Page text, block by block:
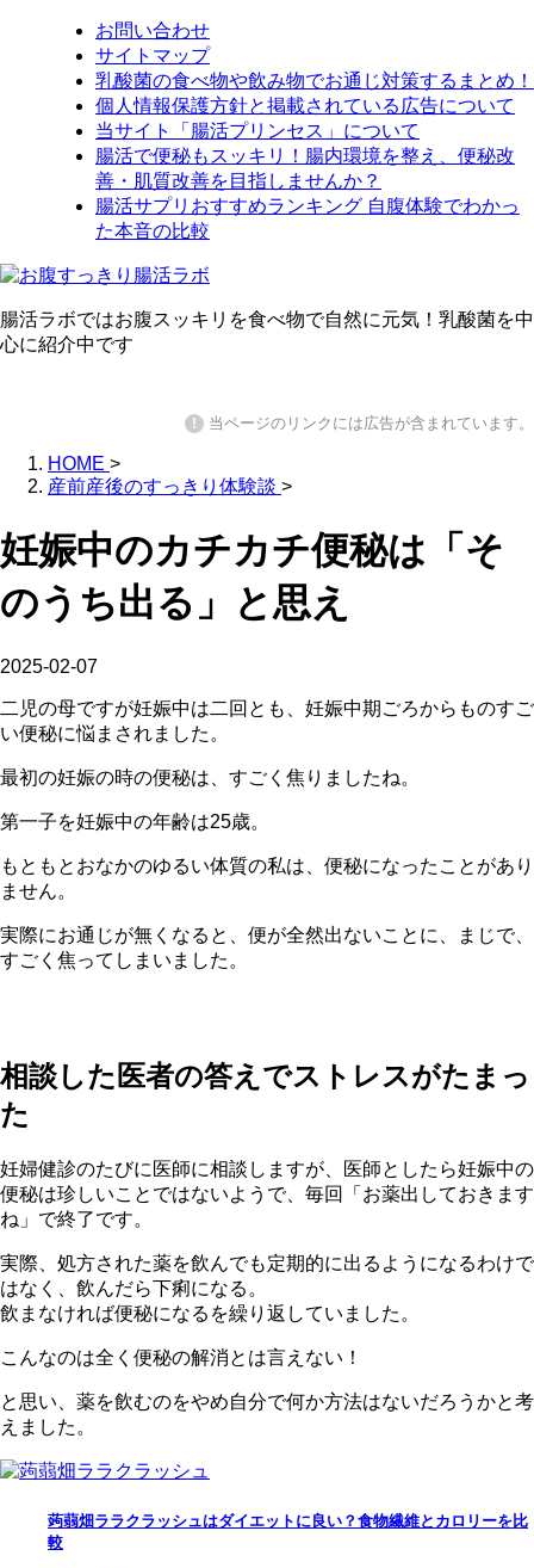
お問い合わせ
サイトマップ
乳酸菌の食べ物や飲み物でお通じ対策するまとめ！
個人情報保護方針と掲載されている広告について
当サイト「腸活プリンセス」について
腸活で便秘もスッキリ！腸内環境を整え、便秘改
善・肌質改善を目指しませんか？
腸活サプリおすすめランキング 自腹体験でわかっ
た本音の比較
腸活ラボではお腹スッキリを食べ物で自然に元気！乳酸菌を中
心に紹介中です
! 当ページのリンクには広告が含まれています。
HOME >
産前産後のすっきり体験談 >
妊娠中のカチカチ便秘は「そ
のうち出る」と思え
2025-02-07
二児の母ですが妊娠中は二回とも、妊娠中期ごろからものすご
い便秘に悩まされました。
最初の妊娠の時の便秘は、すごく焦りましたね。
第一子を妊娠中の年齢は25歳。
もともとおなかのゆるい体質の私は、便秘になったことがあり
ません。
実際にお通じが無くなると、便が全然出ないことに、まじで、
すごく焦ってしまいました。
相談した医者の答えでストレスがたまっ
た
妊婦健診のたびに医師に相談しますが、医師としたら妊娠中の
便秘は珍しいことではないようで、毎回「お薬出しておきます
ね」で終了です。
実際、処方された薬を飲んでも定期的に出るようになるわけで
はなく、飲んだら下痢になる。
飲まなければ便秘になるを繰り返していました。
こんなのは全く便秘の解消とは言えない！
と思い、薬を飲むのをやめ自分で何か方法はないだろうかと考
えました。
蒟蒻畑ララクラッシュはダイエットに良い？食物繊維とカロリーを比
較